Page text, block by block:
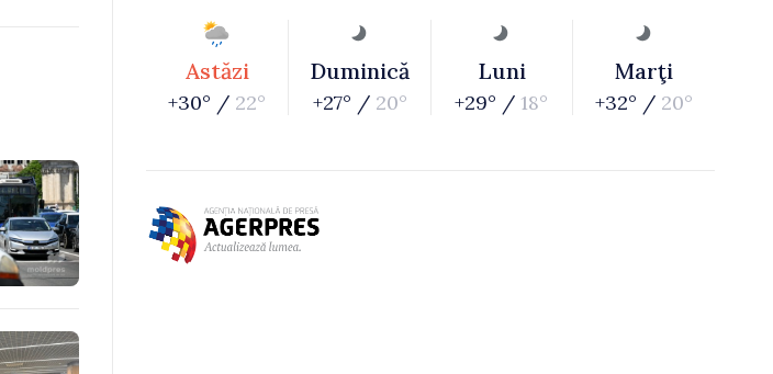
Astăzi
+30° / 22°
Duminică
+27° / 20°
Luni
+29° / 18°
Marţi
+32° / 20°